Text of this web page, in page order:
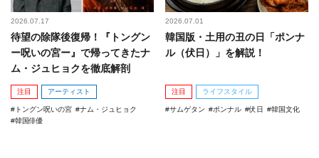
2026.07.17
待望の除隊後復帰！『トングン
ー呪いの宮ー』で帰ってきたナ
ム・ジュヒョクを徹底解剖
注目 アーティスト
トングン呪いの宮
ナム・ジュヒョク
韓国俳優
2026.07.01
韓国版・土用の丑の日「ポンナ
ル（伏日）」を解説！
注目 ライフスタイル
サムゲタン ポンナル 伏日 韓国文化